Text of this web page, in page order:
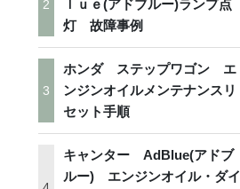
ｌｕｅ(アドブルー)ランプ点
灯 故障事例
ホンダ ステップワゴン エ
ンジンオイルメンテナンスリ
セット手順
キャンター AdBlue(アドブ
ルー) エンジンオイル・ダイ